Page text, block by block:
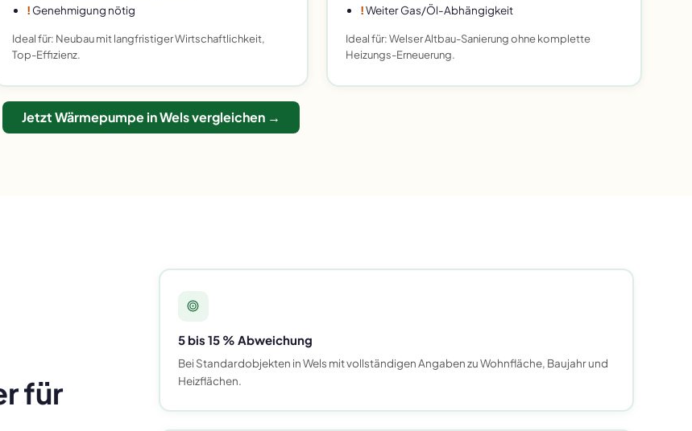
! Genehmigung nötig
Ideal für: Neubau mit langfristiger Wirtschaftlichkeit,
Top-Effizienz.
!Weiter Gas/Öl-Abhängigkeit
Ideal für: Welser Altbau-Sanierung ohne komplette
Heizungs-Erneuerung.
Jetzt Wärmepumpe in Wels vergleichen →
für
5 bis 15 % Abweichung
Bei Standardobjekten in Wels mit vollständigen Angaben zu Wohnfläche, Baujahr und
Heizflächen.